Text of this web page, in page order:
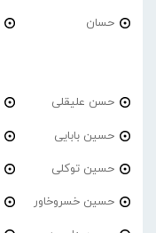
حسان
حسن علیقلی
حسین بابایی
حسین توکلی
حسین خسروخاور